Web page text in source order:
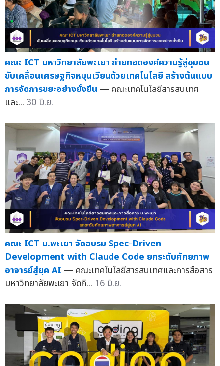
คณะ ICT มหาวิทยาลัยพะเยา ถ่ายทอดองค์ความรู้สู่ชุมชน
ขับเคลื่อนเศรษฐกิจหมุนเวียนด้วยเทคโนโลยี สร้างต้นแบบ
การจัดการขยะอย่างยั่งยืน — คณะเทคโนโลยีสารสนเทศ
และ... 30 มิ.ย.
คณะ ICT ม.พะเยา จัดอบรม Spec-Driven
Development with Claude Code ยกระดับศักยภาพ
อาจารย์สู่ยุค AI — คณะเทคโนโลยีสารสนเทศและการสื่อสาร
มหาวิทยาลัยพะเยา จัดกิ... 16 มิ.ย.